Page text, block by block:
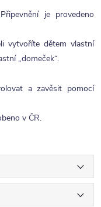
je provedeno
vytvoříte dětem vlastní
„domeček“.
a zavěsit pomocí
v ČR.